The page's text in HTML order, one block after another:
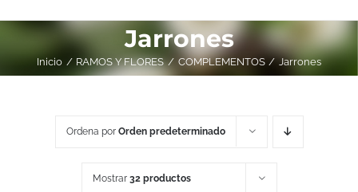
Jarrones
Inicio RAMOS Y FLORES COMPLEMENTOS Jarrones
Ordena por Orden predeterminado
Mostrar 32 productos